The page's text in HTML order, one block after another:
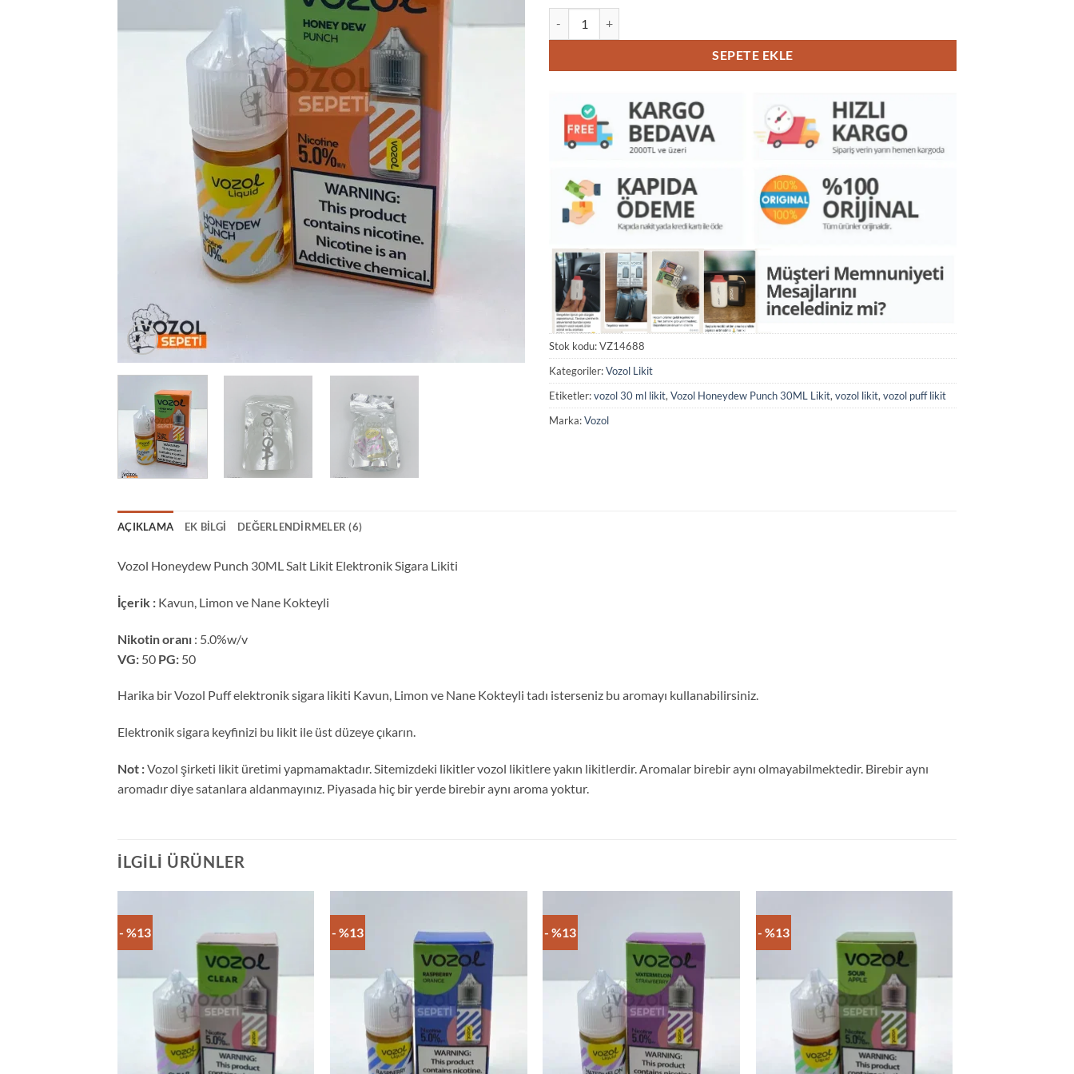
SEPETE EKLE
Stok kodu:VZ14688
Kategoriler:Vozol Likit
Etiketler:vozol 30 ml likit,Vozol Honeydew Punch 30ML Likit,vozol likit,vozol puff likit
Marka:Vozol
AÇIKLAMA EK BILGI DEĞERLENDIRMELER (6)
Vozol Honeydew Punch 30ML Salt Likit Elektronik Sigara Likiti
İçerik : Kavun, Limon ve Nane Kokteyli
Nikotin oranı : 5.0%w/v
VG: 50 PG: 50
Harika bir Vozol Puff elektronik sigara likiti Kavun, Limon ve Nane Kokteyli tadı isterseniz bu aromayı kullanabilirsiniz.
Elektronik sigara keyfinizi bu likit ile üst düzeye çıkarın.
Not :Vozol şirketi likit üretimi yapmamaktadır. Sitemizdeki likitler vozol likitlere yakın likitlerdir. Aromalar birebir aynı olmayabilmektedir. Birebir aynı
aromadır diye satanlara aldanmayınız. Piyasada hiç bir yerde birebir aynı aroma yoktur.
İLGILI ÜRÜNLER
- %13 - %13 - %13 - %13